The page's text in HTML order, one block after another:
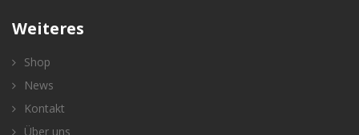
Weiteres
Shop
News
Kontakt
Über uns